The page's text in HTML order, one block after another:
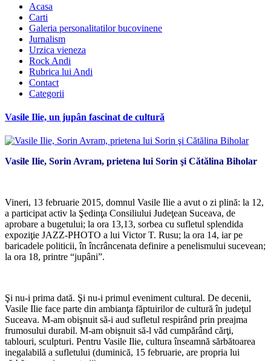
Acasa
Carti
Galeria personalitatilor bucovinene
Jurnalism
Urzica vieneza
Rock Andi
Rubrica lui Andi
Contact
Categorii
Vasile Ilie, un jupân fascinat de cultură
Vasile Ilie, Sorin Avram, prietena lui Sorin şi Cătălina Biholar
Vineri, 13 februarie 2015, domnul Vasile Ilie a avut o zi plină: la 12,
a participat activ la Şedinţa Consiliului Judeţean Suceava, de
aprobare a bugetului; la ora 13,13, sorbea cu sufletul splendida
expoziţie JAZZ-PHOTO a lui Victor T. Rusu; la ora 14, iar pe
baricadele politicii, în încrâncenata definire a penelismului sucevean;
la ora 18, printre “jupâni”.
Şi nu-i prima dată. Şi nu-i primul eveniment cultural. De decenii,
Vasile Ilie face parte din ambianţa făptuirilor de cultură în judeţul
Suceava. M-am obişnuit să-i aud sufletul respirând prin preajma
frumosului durabil. M-am obişnuit să-l văd cumpărând cărţi,
tablouri, sculpturi. Pentru Vasile Ilie, cultura înseamnă sărbătoarea
inegalabilă a sufletului (duminică, 15 februarie, are propria lui